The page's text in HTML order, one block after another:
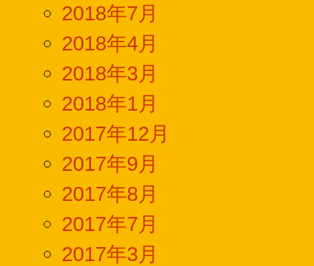
2018年7月
2018年4月
2018年3月
2018年1月
2017年12月
2017年9月
2017年8月
2017年7月
2017年3月